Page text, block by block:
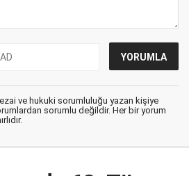
ve hukuki sorumluluğu yazan kişiye
sorumlu değildir. Her bir yorum